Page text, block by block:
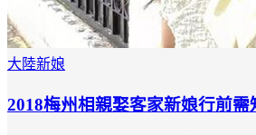
大陸新娘
2018梅州相親娶客家新娘行前需